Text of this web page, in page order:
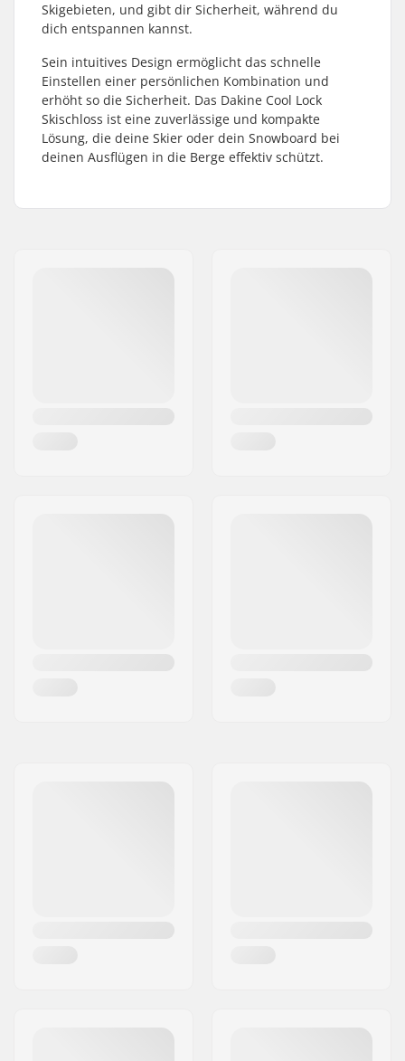
Skigebieten, und gibt dir Sicherheit, während du
dich entspannen kannst.
Sein intuitives Design ermöglicht das schnelle
Einstellen einer persönlichen Kombination und
erhöht so die Sicherheit. Das Dakine Cool Lock
Skischloss ist eine zuverlässige und kompakte
Lösung, die deine Skier oder dein Snowboard bei
deinen Ausflügen in die Berge effektiv schützt.